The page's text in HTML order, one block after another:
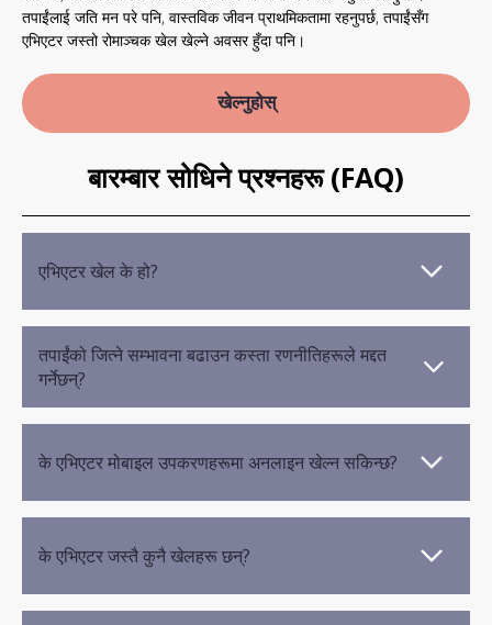
तपाईंलाई जति मन परे पनि, वास्तविक जीवन प्राथमिकतामा रहनुपर्छ, तपाईंसँग
एभिएटर जस्तो रोमाञ्चक खेल खेल्ने अवसर हुँदा पनि।
खेल्नुहोस्
बारम्बार सोधिने प्रश्नहरू (FAQ)
एभिएटर खेल के हो?
तपाईंको जित्ने सम्भावना बढाउन कस्ता रणनीतिहरूले मद्दत
गर्नेछन्?
के एभिएटर मोबाइल उपकरणहरूमा अनलाइन खेल्न सकिन्छ?
के एभिएटर जस्तै कुनै खेलहरू छन्?